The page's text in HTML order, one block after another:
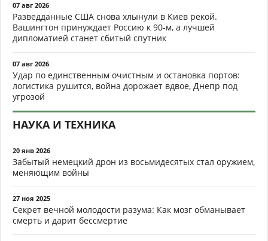
07 авг 2026
Разведданные США снова хлынули в Киев рекой.
Вашингтон принуждает Россию к 90-м, а лучшей
дипломатией станет сбитый спутник
07 авг 2026
Удар по единственным очистным и остановка портов:
логистика рушится, война дорожает вдвое, Днепр под
угрозой
НАУКА И ТЕХНИКА
20 янв 2026
Забытый немецкий дрон из восьмидесятых стал оружием,
меняющим войны
27 ноя 2025
Секрет вечной молодости разума: Как мозг обманывает
смерть и дарит бессмертие